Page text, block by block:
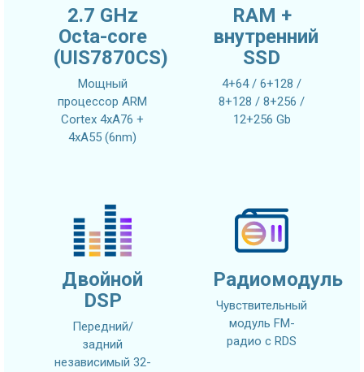
2.7 GHz
Octa-core
(UIS7870CS)
Мощный
процессор ARM
Cortex 4xA76 +
4xA55 (6nm)
RAM +
внутренний
SSD
4+64 / 6+128 /
8+128 / 8+256 /
12+256 Gb
Двойной
DSP
Передний/
задний
независимый 32-
Радиомодуль
Чувствительный
модуль FM-
радио с RDS